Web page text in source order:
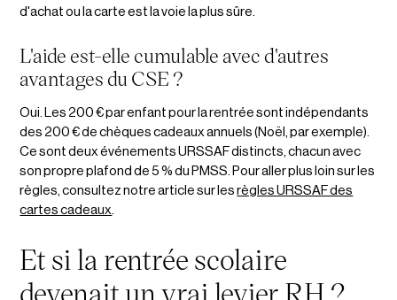
d'achat ou la carte est la voie la plus sûre.
L'aide est-elle cumulable avec d'autres
avantages du CSE ?
Oui. Les 200 € par enfant pour la rentrée sont indépendants
des 200 € de chèques cadeaux annuels (Noël, par exemple).
Ce sont deux événements URSSAF distincts, chacun avec
son propre plafond de 5 % du PMSS. Pour aller plus loin sur les
règles, consultez notre article sur lesrègles URSSAF des
cartes cadeaux
Et si la rentrée scolaire
devenait un vrai levier RH ?